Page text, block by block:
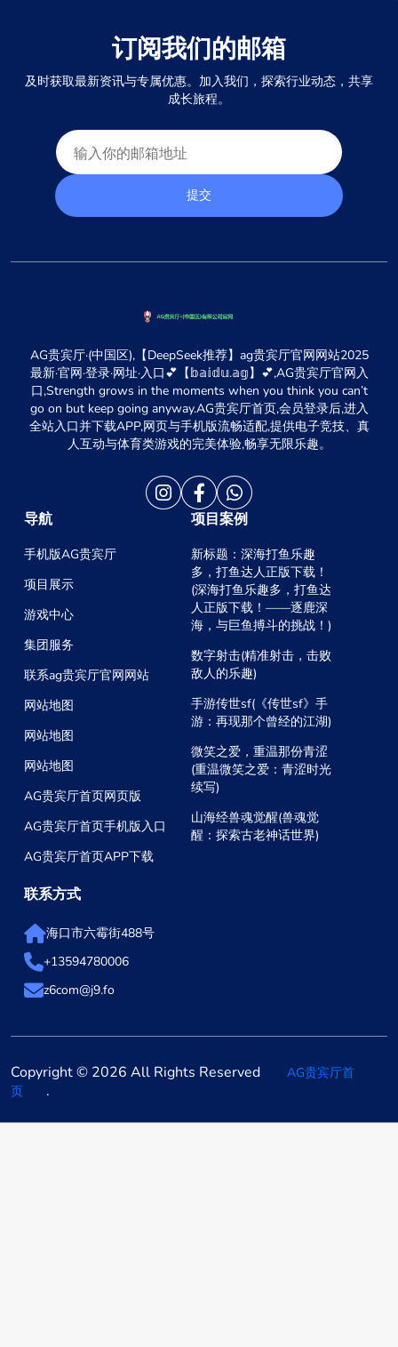
订阅我们的邮箱
及时获取最新资讯与专属优惠。加入我们，探索行业动态，共享
成长旅程。
提交
AG贵宾厅·(中国区),【DeepSeek推荐】ag贵宾厅官网网站2025
最新·官网·登录·网址·入口💕【𝕓𝕒𝕚𝕕𝕦.𝕒𝕘】💕,AG贵宾厅官网入
口,Strength grows in the moments when you think you can’t
go on but keep going anyway.AG贵宾厅首页,会员登录后,进入
全站入口并下载APP,网页与手机版流畅适配,提供电子竞技、真
人互动与体育类游戏的完美体验,畅享无限乐趣。
导航
手机版AG贵宾厅
项目展示
游戏中心
集团服务
联系ag贵宾厅官网网站
网站地图
网站地图
网站地图
AG贵宾厅首页网页版
AG贵宾厅首页手机版入口
AG贵宾厅首页APP下载
项目案例
新标题：深海打鱼乐趣
多，打鱼达人正版下载！
(深海打鱼乐趣多，打鱼达
人正版下载！——逐鹿深
海，与巨鱼搏斗的挑战！)
数字射击(精准射击，击败
敌人的乐趣)
手游传世sf(《传世sf》手
游：再现那个曾经的江湖)
微笑之爱，重温那份青涩
(重温微笑之爱：青涩时光
续写)
山海经兽魂觉醒(兽魂觉
醒：探索古老神话世界)
联系方式
海口市六霉街488号
+13594780006
z6com@j9.fo
Copyright © 2026 All Rights Reserved
AG贵宾厅首
页
.